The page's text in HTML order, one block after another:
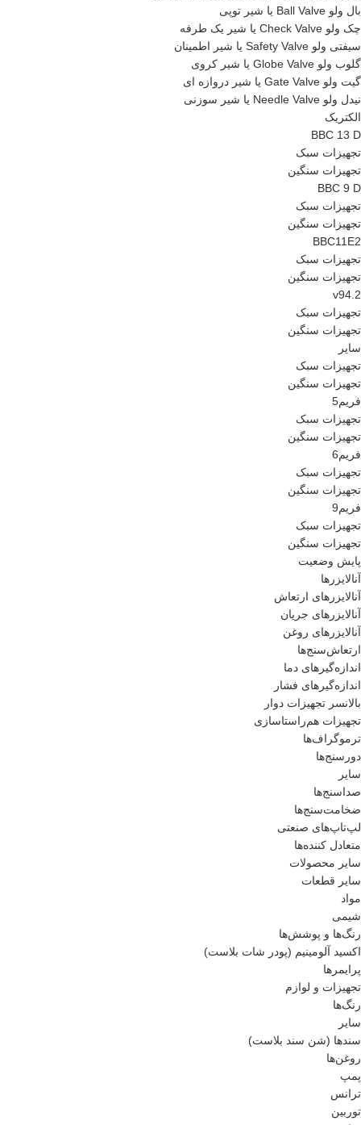
بال ولو Ball Valve یا شیر توپی
چک ولو Check Valve یا شیر یک طرفه
سیفتی ولو Safety Valve یا شیر اطمینان
گلوب ولو Globe Valve یا شیر کروی
گیت ولو Gate Valve یا شیر دروازه ای
نیدل ولو Needle Valve یا شیر سوزنی
الکتریک
BBC 13 D
تجهیزات سبک
تجهیزات سنگین
BBC 9 D
تجهیزات سبک
تجهیزات سنگین
BBC11E2
تجهیزات سبک
تجهیزات سنگین
v94.2
تجهیزات سبک
تجهیزات سنگین
سایر
تجهیزات سبک
تجهیزات سنگین
فریم5
تجهیزات سبک
تجهیزات سنگین
فریم6
تجهیزات سبک
تجهیزات سنگین
فریم9
تجهیزات سبک
تجهیزات سنگین
پایش وضعیت
آنالایزرها
آنالایزرهای ارتعاش
آنالایزرهای جریان
آنالایزرهای روغن
ارتعاش‌سنج‌ها
اندازه‌گیرهای دما
اندازه‌گیرهای فشار
بالانسر تجهیزات دوار
تجهیزات هم‌راستاسازی
ترموگراف‌ها
دورسنج‌ها
سایر
صداسنج‌ها
ضخامت‌سنج‌ها
لپ‌تاپ‌های صنعتی
متعادل کننده‌ها
سایر محصولات
سایر قطعات
مواد
شیمی
رنگ‌ها و پوشش‌‌ها
اکسید آلومینیم (پودر شات بلاست)
پرایمر‌ها
تجهیزات و لوازم
رنگ‌ها
سایر
سندها (شن سند بلاست)
روغن‌ها
پمپ
ترانس
توربین